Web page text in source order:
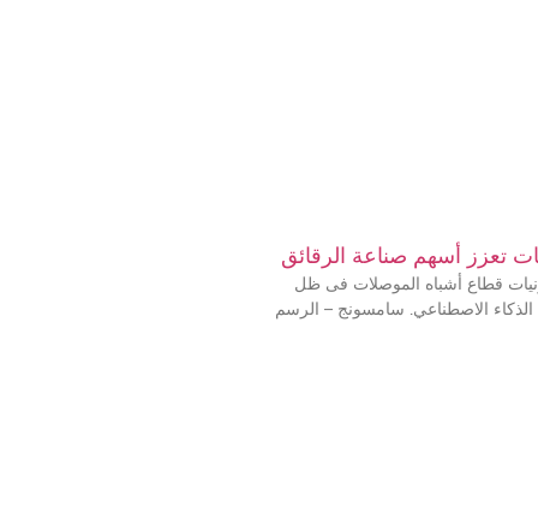
تعزز أسهم صناعة الرقائق
قطاع أشباه الموصلات فى ظل
الاصطناعي. سامسونج – الرسم